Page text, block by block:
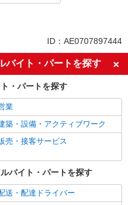
ID：AE0707897444
バイト・パートを探す
・パートを探す
業
築・設備・アクティブワーク
売・接客サービス
バイト・パートを探す
送・配達ドライバー